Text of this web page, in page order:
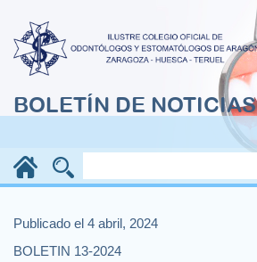
BOLETÍN DE NOTICIAS
Publicado el 4 abril, 2024
BOLETIN 13-2024